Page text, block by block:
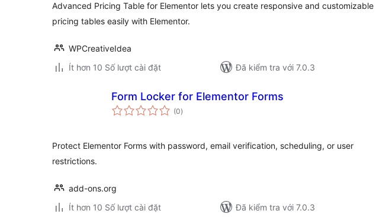
Advanced Pricing Table for Elementor lets you create responsive and customizable
pricing tables easily with Elementor.
WPCreativeIdea
Ít hơn 10 Số lượt cài đặt
Đã kiểm tra với 7.0.3
Form Locker for Elementor Forms
(0tổng
đánh
)
Protect Elementor Forms with password, email verification, scheduling, or user
restrictions.
add-ons.org
Ít hơn 10 Số lượt cài đặt
Đã kiểm tra với 7.0.3